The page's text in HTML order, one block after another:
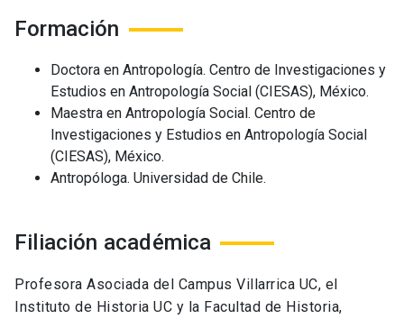
Formación
Doctora en Antropología. Centro de Investigaciones y
Estudios en Antropología Social (CIESAS), México.
Maestra en Antropología Social. Centro de
Investigaciones y Estudios en Antropología Social
(CIESAS), México.
Antropóloga. Universidad de Chile.
Filiación académica
Profesora Asociada del Campus Villarrica UC, el
Instituto de Historia UC y la Facultad de Historia,